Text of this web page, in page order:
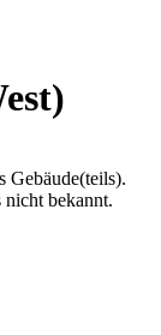
Gebäude(teils).
nicht bekannt.